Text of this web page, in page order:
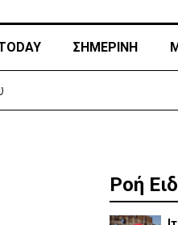
ΣΗΜΕΡΙΝΗ
Ροή